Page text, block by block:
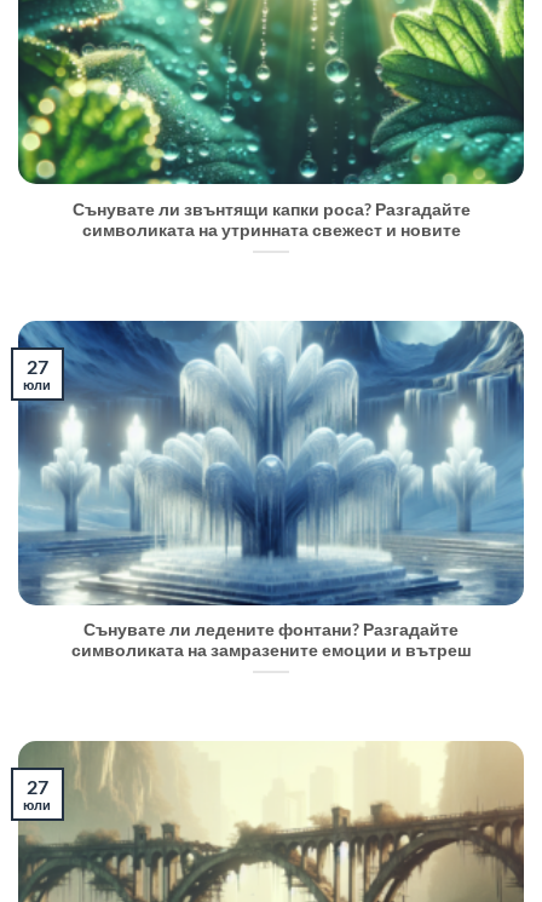
Сънувате ли звънтящи капки роса? Разгадайте
символиката на утринната свежест и новите
Сънувате ли ледените фонтани? Разгадайте
символиката на замразените емоции и вътреш
27
юли
27
юли